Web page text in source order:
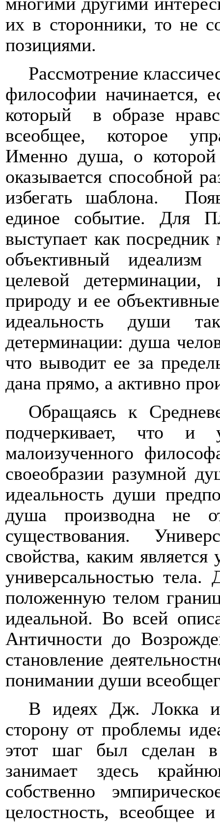
их в сторонники, то не
позициями.
Рассмотрение
философии начинается,
который
в образе
всеобщее, которое
Именно душа, о которой
оказывается способной
избегать шаблона.
единое событие. Для
выступает как
объективный идеализм
целевой
природу и ее
идеальность души
детерминации: душа
что выводит ее за
дана прямо, а активно
Обращаясь к
подчеркивает, что
малоизученного
своеобразии разумной
идеальность души
душа производна не
существования.
свойства, каким
универсальностью тела.
положенную телом
идеальной. Во всей
Античности до
становление
понимании души
В идеях Дж. Локка
сторону от проблемы
этот шаг был сделан
занимает здесь
собственно
целостность, всеобщее